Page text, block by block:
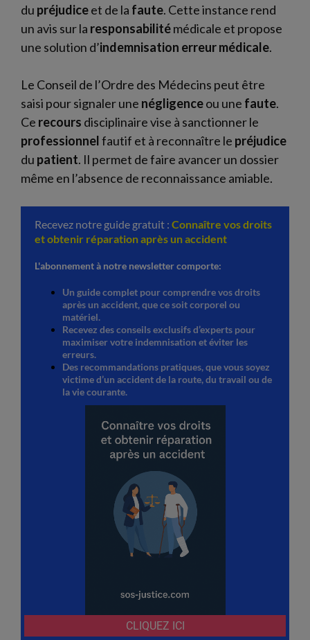
du préjudiceet de la faute. Cette instance rend
un avis sur la responsabilitémédicale et propose
une solution d’indemnisation erreur médicale.
Le Conseil de l’Ordre des Médecins peut être
saisi pour signaler une négligenceou une faute.
Ce recours disciplinaire vise à sanctionner le
professionnelfautif et à reconnaître le préjudice
du patient. Il permet de faire avancer un dossier
même en l’absence de reconnaissance amiable.